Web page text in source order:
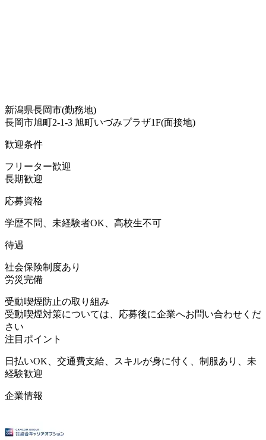
新潟県長岡市(勤務地)
長岡市旭町2-1-3 旭町いづみプラザ1F(面接地)
歓迎条件
フリーター歓迎
長期歓迎
応募資格
学歴不問、未経験者OK、高校生不可
待遇
社会保険制度あり
労災完備
受動喫煙防止の取り組み
受動喫煙対策については、応募後に企業へお問い合わせくだ
さい
注目ポイント
日払いOK、交通費支給、スキルが身に付く、制服あり、未
経験歓迎
企業情報